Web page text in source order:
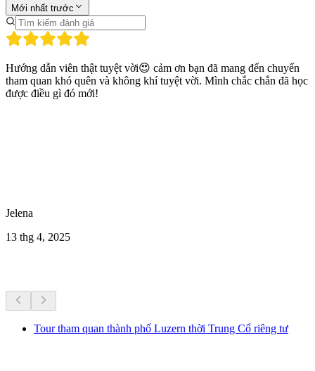
Mới nhất trước
Hướng dẫn viên thật tuyệt vời😍 cảm ơn bạn đã mang đến chuyến
tham quan khó quên và không khí tuyệt vời. Mình chắc chắn đã học
được điều gì đó mới!
Jelena
13 thg 4, 2025
Tour tham quan thành phố Luzern thời Trung Cổ riêng tư